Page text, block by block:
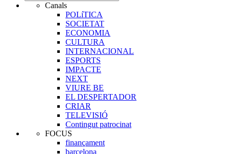
Canals
POLíTICA
SOCIETAT
ECONOMIA
CULTURA
INTERNACIONAL
ESPORTS
IMPACTE
NEXT
VIURE BE
EL DESPERTADOR
CRIAR
TELEVISIÓ
Contingut patrocinat
FOCUS
finançament
barcelona